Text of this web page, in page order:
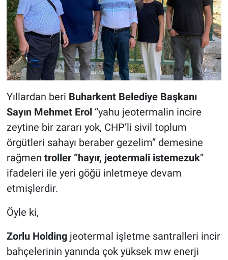
Yıllardan beri Buharkent Belediye Başkanı
Sayın Mehmet Erol “yahu jeotermalin incire
zeytine bir zararı yok, CHP’li sivil toplum
örgütleri sahayı beraber gezelim” demesine
rağmen troller “hayır, jeotermali istemezuk”
ifadeleri ile yeri göğü inletmeye devam
etmişlerdir.
Öyle ki,
Zorlu Holdingjeotermal işletme santralleri incir
bahçelerinin yanında çok yüksek mw enerji